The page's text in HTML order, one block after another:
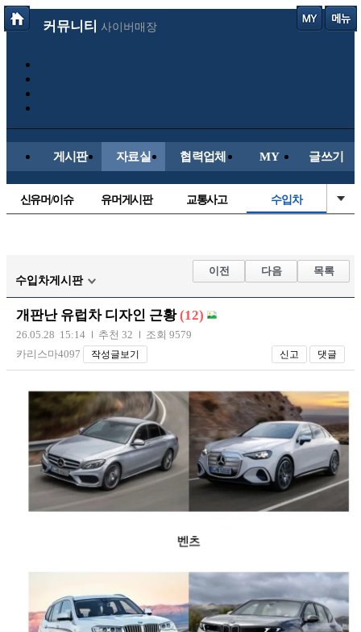
커뮤니티 사이버매장
게시판 자료실 협력업체 MY 글쓰기
신유머/이슈 유머게시판 교통사고 수입차
자유사진 군사/무기
트럭/버스
장착시공사진
수입차게시판
이전 다음 목록
개판난 유럽차 디자인 근황 (12)
26.05.28 15:14 추천 32
조회 9579
카리스마4097
작성글보기 신고 댓글